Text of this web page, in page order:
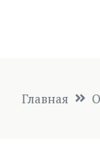
Главная